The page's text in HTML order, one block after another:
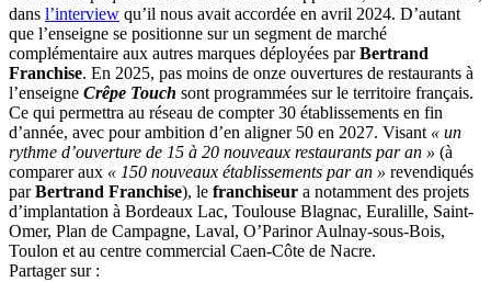
dans l’interview qu’il nous avait accordée en avril 2024. D’autant
que l’enseigne se positionne sur un segment de marché
complémentaire aux autres marques déployées parBertrand
Franchise. En 2025, pas moins de onze ouvertures de restaurants à
l’enseigne Crêpe Touch sont programmées sur le territoire français.
Ce qui permettra au réseau de compter 30 établissements en fin
d’année, avec pour ambition d’en aligner 50 en 2027. Visant « un
rythme d’ouverture de 15 à 20 nouveaux restaurants par an » (à
comparer aux « 150 nouveaux établissements par an » revendiqués
parBertrand Franchise), le franchiseur a notamment des projets
d’implantation à Bordeaux Lac, Toulouse Blagnac, Euralille, Saint-
Omer, Plan de Campagne, Laval, O’Parinor Aulnay-sous-Bois,
Toulon et au centre commercial Caen-Côte de Nacre.
Partager sur :